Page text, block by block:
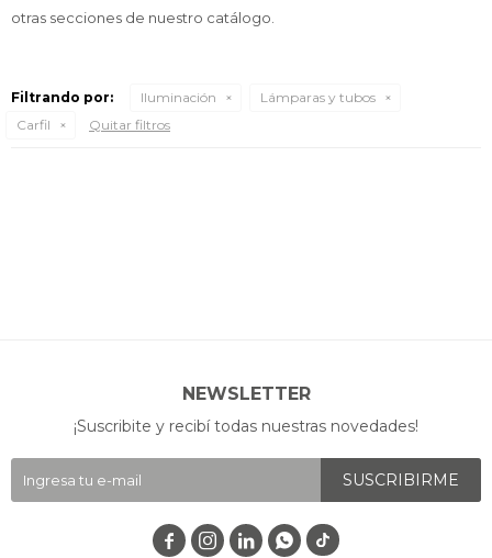
otras secciones de nuestro catálogo.
Filtrando por: Iluminación
Lámparas y tubos
Carfil
Quitar filtros
NEWSLETTER
¡Suscribite y recibí todas nuestras novedades!
SUSCRIBIRME
   